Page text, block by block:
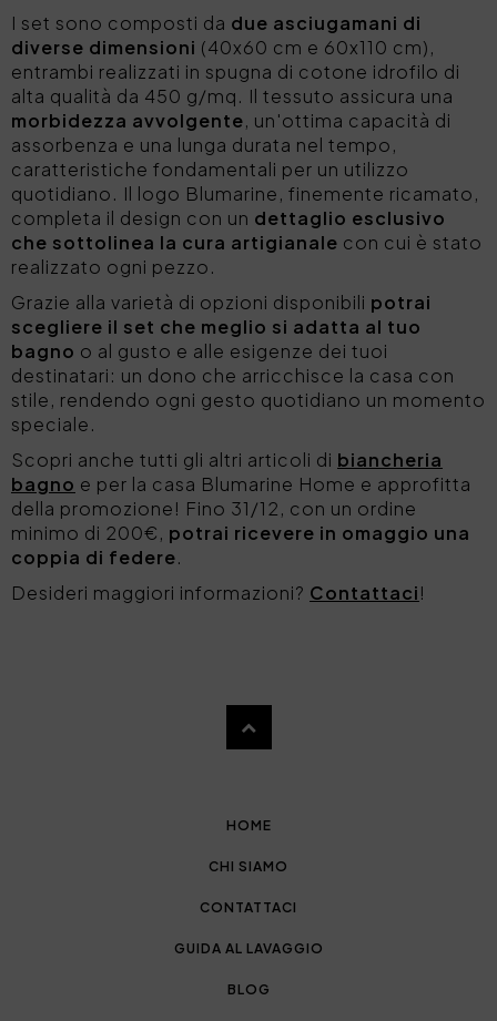
I set sono composti da due asciugamani di
diverse dimensioni (40x60 cm e 60x110 cm),
entrambi realizzati in spugna di cotone idrofilo di
alta qualità da 450 g/mq. Il tessuto assicura una
morbidezza avvolgente, un'ottima capacità di
assorbenza e una lunga durata nel tempo,
caratteristiche fondamentali per un utilizzo
quotidiano. Il logo Blumarine, finemente ricamato,
completa il design con un dettaglio esclusivo
che sottolinea la cura artigianale con cui è stato
realizzato ogni pezzo.
Grazie alla varietà di opzioni disponibili potrai
scegliere il set che meglio si adatta al tuo
bagno o al gusto e alle esigenze dei tuoi
destinatari: un dono che arricchisce la casa con
stile, rendendo ogni gesto quotidiano un momento
speciale.
Scopri anche tutti gli altri articoli di biancheria
bagno e per la casa Blumarine Home e approfitta
della promozione! Fino 31/12, con un ordine
minimo di 200€, potrai ricevere in omaggio una
coppia di federe.
Desideri maggiori informazioni? Contattaci!
HOME
CHI SIAMO
CONTATTACI
GUIDA AL LAVAGGIO
BLOG